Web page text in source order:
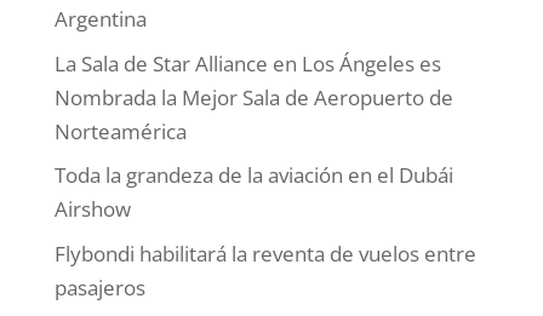
Argentina
La Sala de Star Alliance en Los Ángeles es
Nombrada la Mejor Sala de Aeropuerto de
Norteamérica
Toda la grandeza de la aviación en el Dubái
Airshow
Flybondi habilitará la reventa de vuelos entre
pasajeros